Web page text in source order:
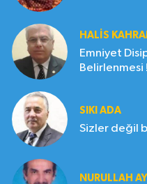
HALIS
Emniyet
Belirlenmesi !
SIKI ADA
Sizler değil
NURULLAH